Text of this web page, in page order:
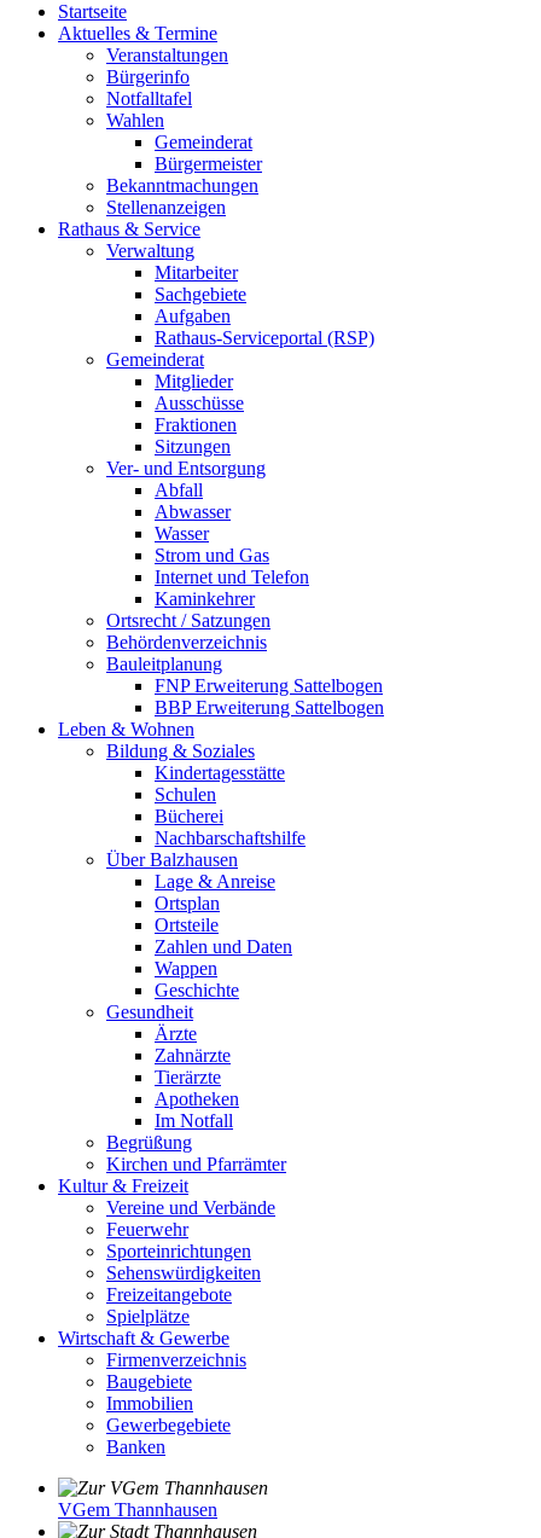
Startseite
Aktuelles & Termine
Veranstaltungen
Bürgerinfo
Notfalltafel
Wahlen
Gemeinderat
Bürgermeister
Bekanntmachungen
Stellenanzeigen
Rathaus & Service
Verwaltung
Mitarbeiter
Sachgebiete
Aufgaben
Rathaus-Serviceportal (RSP)
Gemeinderat
Mitglieder
Ausschüsse
Fraktionen
Sitzungen
Ver- und Entsorgung
Abfall
Abwasser
Wasser
Strom und Gas
Internet und Telefon
Kaminkehrer
Ortsrecht / Satzungen
Behördenverzeichnis
Bauleitplanung
FNP Erweiterung Sattelbogen
BBP Erweiterung Sattelbogen
Leben & Wohnen
Bildung & Soziales
Kindertagesstätte
Schulen
Bücherei
Nachbarschaftshilfe
Über Balzhausen
Lage & Anreise
Ortsplan
Ortsteile
Zahlen und Daten
Wappen
Geschichte
Gesundheit
Ärzte
Zahnärzte
Tierärzte
Apotheken
Im Notfall
Begrüßung
Kirchen und Pfarrämter
Kultur & Freizeit
Vereine und Verbände
Feuerwehr
Sporteinrichtungen
Sehenswürdigkeiten
Freizeitangebote
Spielplätze
Wirtschaft & Gewerbe
Firmenverzeichnis
Baugebiete
Immobilien
Gewerbegebiete
Banken
VGem Thannhausen